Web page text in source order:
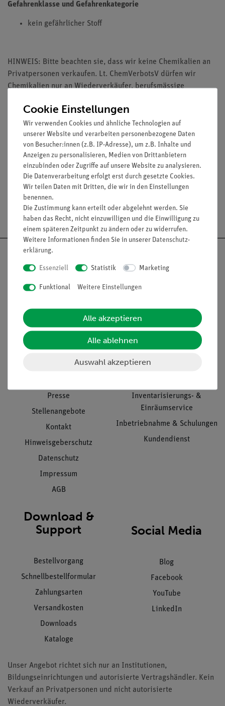
Gefahrenklasse und Gefahrenkategorie
kein gefährlicher Stoff
HINWEIS: Bitte beachten sie, dass wir keine Chemikalien an
Privatpersonen verkaufen. Lt. ChemVerbotsV dürfen wir
Chemikalien nur an Wiederverkäufer, berufsmässige
Lehranstalten abgeben
Media / Downloads
Versandkostenfrei ab 300,- €
Nach oben
Informationen
Unternehmen
Presse
Stellenangebote
Kontakt
Hinweisgeberschutz
Datenschutz
Impressum
AGB
Service
Übersicht Service
Inventarisierungs- &
Einräumservice
Inbetriebnahme & Schulungen
Kundendienst
Download &
Support
Bestellvorgang
Schnellbestellformular
Zahlungsarten
Versandkosten
Downloads
Kataloge
Social Media
Blog
Facebook
YouTube
LinkedIn
Unser Angebot richtet sich nur an Institutionen,
Bildungseinrichtungen und autorisierte Vertragshändler. Kein
Verkauf an Privatpersonen und nicht autorisierte
Wiederverkäufer.
Cookie Einstellungen
Wir verwenden Cookies und ähnliche Technologien auf
unserer Website und verarbeiten personenbezogene Daten
von Besucher:innen (z.B. IP-Adresse), um z.B. Inhalte und
Anzeigen zu personalisieren, Medien von Drittanbietern
einzubinden oder Zugriffe auf unsere Website zu analysieren.
Die Datenverarbeitung erfolgt erst durch gesetzte Cookies.
Wir teilen Daten mit Dritten, die wir in den Einstellungen
benennen.
Die Zustimmung kann erteilt oder abgelehnt werden. Sie
haben das Recht, nicht einzuwilligen und die Einwilligung zu
einem späteren Zeitpunkt zu ändern oder zu widerrufen.
Weitere Informationen finden Sie in unserer Daten­schutz­
erklärung.
Essenziell Statistik Marketing
Funktional Weitere Einstellungen
Alle akzeptieren
Alle ablehnen
Auswahl akzeptieren